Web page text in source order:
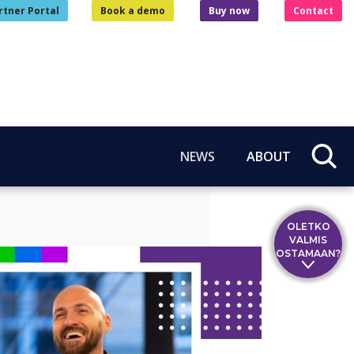
Portal Book a demo Buy now Contact
NEWS ABOUT
OLETKO
VALMIS
OSTAMAAN?